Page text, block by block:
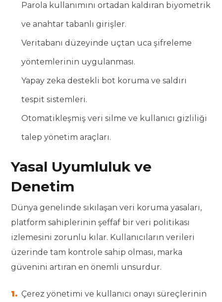
Parola kullanımını ortadan kaldıran biyometrik
ve anahtar tabanlı girişler.
Veritabanı düzeyinde uçtan uca şifreleme
yöntemlerinin uygulanması.
Yapay zeka destekli bot koruma ve saldırı
tespit sistemleri.
Otomatikleşmiş veri silme ve kullanıcı gizliliği
talep yönetim araçları.
Yasal Uyumluluk ve
Denetim
Dünya genelinde sıkılaşan veri koruma yasaları,
platform sahiplerinin şeffaf bir veri politikası
izlemesini zorunlu kılar. Kullanıcıların verileri
üzerinde tam kontrole sahip olması, marka
güvenini artıran en önemli unsurdur.
Çerez yönetimi ve kullanıcı onayı süreçlerinin